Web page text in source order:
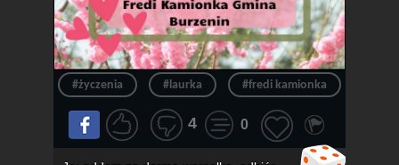
#życzenia #laurka #fredi kamionka
4 0